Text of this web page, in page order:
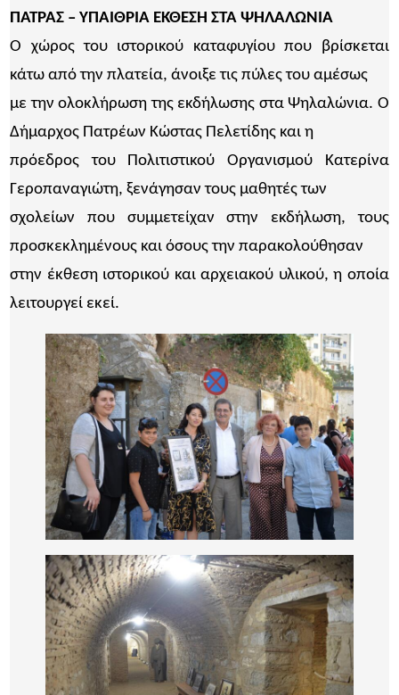
ΠΑΤΡΑΣ – ΥΠΑΙΘΡΙΑ ΕΚΘΕΣΗ ΣΤΑ ΨΗΛΑΛΩΝΙΑ
Ο χώρος του ιστορικού καταφυγίου που βρίσκεται
κάτω από την πλατεία, άνοιξε τις πύλες του αμέσως
με την ολοκλήρωση της εκδήλωσης στα Ψηλαλώνια. Ο
Δήμαρχος Πατρέων Κώστας Πελετίδης και η
πρόεδρος του Πολιτιστικού Οργανισμού Κατερίνα
Γεροπαναγιώτη, ξενάγησαν τους μαθητές των
σχολείων που συμμετείχαν στην εκδήλωση, τους
προσκεκλημένους και όσους την παρακολούθησαν
στην έκθεση ιστορικού και αρχειακού υλικού, η οποία
λειτουργεί εκεί.